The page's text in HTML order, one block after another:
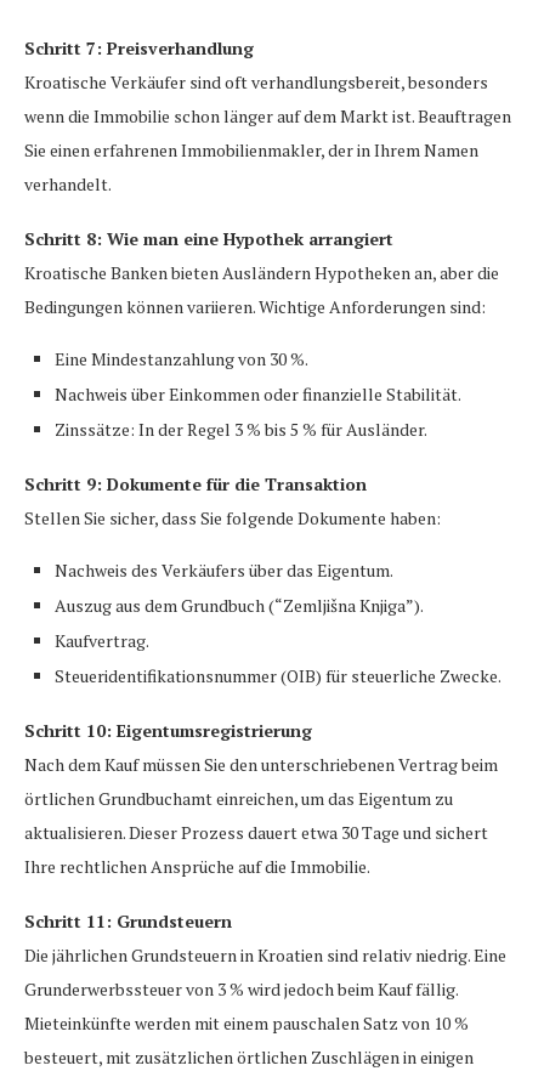
Schritt 7: Preisverhandlung
Kroatische Verkäufer sind oft verhandlungsbereit, besonders
wenn die Immobilie schon länger auf dem Markt ist. Beauftragen
Sie einen erfahrenen Immobilienmakler, der in Ihrem Namen
verhandelt.
Schritt 8: Wie man eine Hypothek arrangiert
Kroatische Banken bieten Ausländern Hypotheken an, aber die
Bedingungen können variieren. Wichtige Anforderungen sind:
Eine Mindestanzahlung von 30 %.
Nachweis über Einkommen oder finanzielle Stabilität.
Zinssätze: In der Regel 3 % bis 5 % für Ausländer.
Schritt 9: Dokumente für die Transaktion
Stellen Sie sicher, dass Sie folgende Dokumente haben:
Nachweis des Verkäufers über das Eigentum.
Auszug aus dem Grundbuch (“Zemljišna Knjiga”).
Kaufvertrag.
Steueridentifikationsnummer (OIB) für steuerliche Zwecke.
Schritt 10: Eigentumsregistrierung
Nach dem Kauf müssen Sie den unterschriebenen Vertrag beim
örtlichen Grundbuchamt einreichen, um das Eigentum zu
aktualisieren. Dieser Prozess dauert etwa 30 Tage und sichert
Ihre rechtlichen Ansprüche auf die Immobilie.
Schritt 11: Grundsteuern
Die jährlichen Grundsteuern in Kroatien sind relativ niedrig. Eine
Grunderwerbssteuer von 3 % wird jedoch beim Kauf fällig.
Mieteinkünfte werden mit einem pauschalen Satz von 10 %
besteuert, mit zusätzlichen örtlichen Zuschlägen in einigen